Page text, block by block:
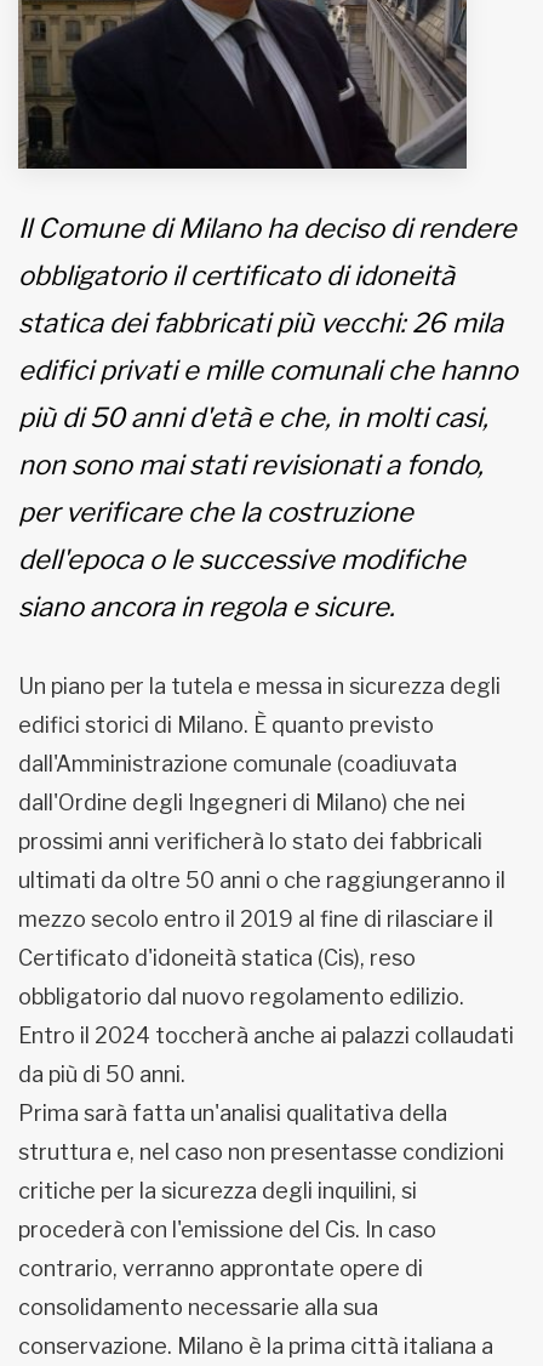
Iscriviti alla newsletter
www.viveremilano.info
Fondato e diretto da Enzo De
Bernardis
EDB edizioni - Via Brivio angolo C.
Informativa sulla privacy
Il Comune di Milano ha deciso di rendere
obbligatorio il certificato di idoneità
statica dei fabbricati più vecchi: 26 mila
edifici privati e mille comunali che hanno
più di 50 anni d'età e che, in molti casi,
non sono mai stati revisionati a fondo,
per verificare che la costruzione
dell'epoca o le successive modifiche
siano ancora in regola e sicure.
Un piano per la tutela e messa in sicurezza degli
edifici storici di Milano. È quanto previsto
dall'Amministrazione comunale (coadiuvata
dall'Ordine degli Ingegneri di Milano) che nei
prossimi anni verificherà lo stato dei fabbricali
ultimati da oltre 50 anni o che raggiungeranno il
mezzo secolo entro il 2019 al fine di rilasciare il
Certificato d'idoneità statica (Cis), reso
obbligatorio dal nuovo regolamento edilizio.
Entro il 2024 toccherà anche ai palazzi collaudati
da più di 50 anni.
Prima sarà fatta un'analisi qualitativa della
struttura e, nel caso non presentasse condizioni
critiche per la sicurezza degli inquilini, si
procederà con l'emissione del Cis. In caso
contrario, verranno approntate opere di
consolidamento necessarie alla sua
conservazione. Milano è la prima città italiana a